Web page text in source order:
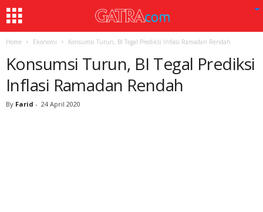
Home Ekonomi Konsumsi Turun, BI Tegal Prediksi Inflasi Ramadan Rendah
Konsumsi Turun, BI Tegal Prediksi
Inflasi Ramadan Rendah
By Farid - 24 April 2020